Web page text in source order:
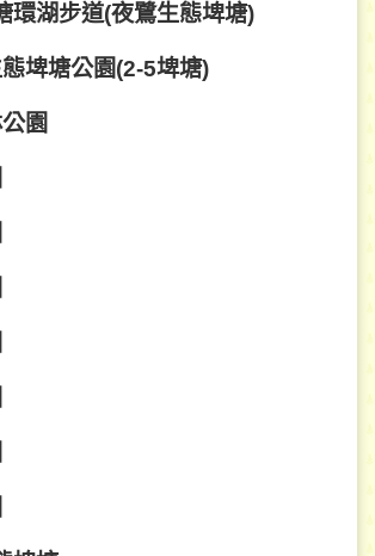
環湖步道(夜鷺生態埤塘)
埤塘公園(2-5埤塘)
園